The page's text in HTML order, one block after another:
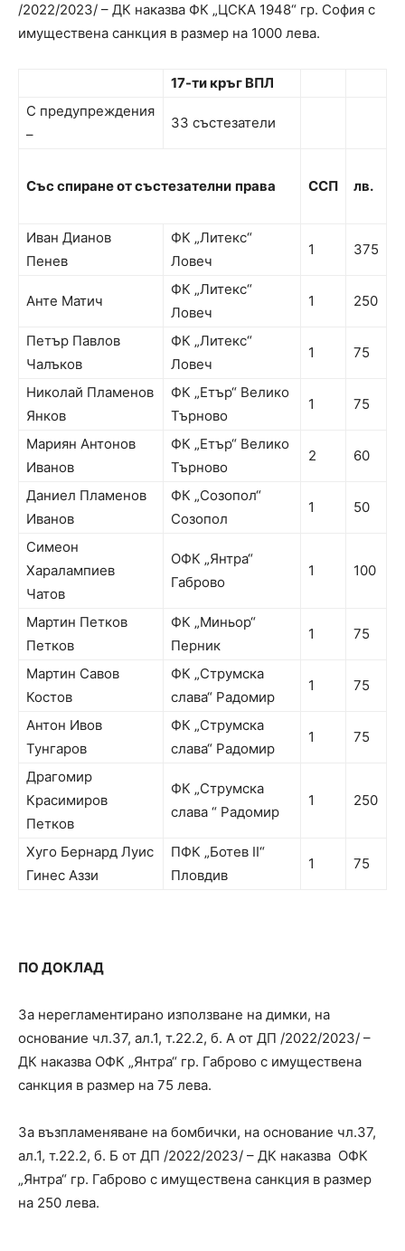
/2022/2023/ – ДК наказва ФК „ЦСКА 1948“ гр. София с
имуществена санкция в размер на 1000 лева.
17-ти кръг ВПЛ
С предупреждения
–
33 състезатели
Със спиране от състезателни права ССП лв.
Иван Дианов
Пенев
ФК „Литекс“
Ловеч
1 375
Анте Матич
ФК „Литекс“
Ловеч
1 250
Петър Павлов
Чалъков
ФК „Литекс“
Ловеч
1 75
Николай Пламенов
Янков
ФК „Етър“ Велико
Търново
1 75
Мариян Антонов
Иванов
ФК „Етър“ Велико
Търново
2 60
Даниел Пламенов
Иванов
ФК „Созопол“
Созопол
1 50
Симеон
Харалампиев
Чатов
ОФК „Янтра“
Габрово
1 100
Мартин Петков
Петков
ФК „Миньор“
Перник
1 75
Мартин Савов
Костов
ФК „Струмска
слава“ Радомир
1 75
Антон Ивов
Тунгаров
ФК „Струмска
слава“ Радомир
1 75
Драгомир
Красимиров
Петков
ФК „Струмска
слава “ Радомир
1 250
Хуго Бернард Луис
Гинес Аззи
ПФК „Ботев II“
Пловдив
1 75
ПО ДОКЛАД
За нерегламентирано използване на димки, на
основание чл.37, ал.1, т.22.2, б. А от ДП /2022/2023/ –
ДК наказва ОФК „Янтра“ гр. Габрово с имуществена
санкция в размер на 75 лева.
За възпламеняване на бомбички, на основание чл.37,
ал.1, т.22.2, б. Б от ДП /2022/2023/ – ДК наказва ОФК
„Янтра“ гр. Габрово с имуществена санкция в размер
на 250 лева.